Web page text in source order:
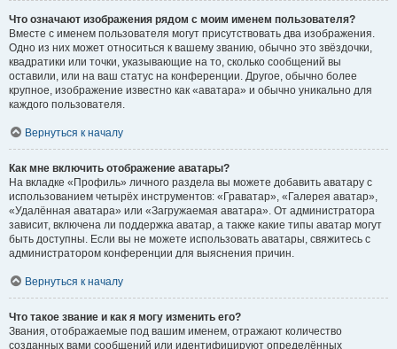
Что означают изображения рядом с моим именем пользователя?
Вместе с именем пользователя могут присутствовать два изображения.
Одно из них может относиться к вашему званию, обычно это звёздочки,
квадратики или точки, указывающие на то, сколько сообщений вы
оставили, или на ваш статус на конференции. Другое, обычно более
крупное, изображение известно как «аватара» и обычно уникально для
каждого пользователя.
Вернуться к началу
Как мне включить отображение аватары?
На вкладке «Профиль» личного раздела вы можете добавить аватару с
использованием четырёх инструментов: «Граватар», «Галерея аватар»,
«Удалённая аватара» или «Загружаемая аватара». От администратора
зависит, включена ли поддержка аватар, а также какие типы аватар могут
быть доступны. Если вы не можете использовать аватары, свяжитесь с
администратором конференции для выяснения причин.
Вернуться к началу
Что такое звание и как я могу изменить его?
Звания, отображаемые под вашим именем, отражают количество
созданных вами сообщений или идентифицируют определённых